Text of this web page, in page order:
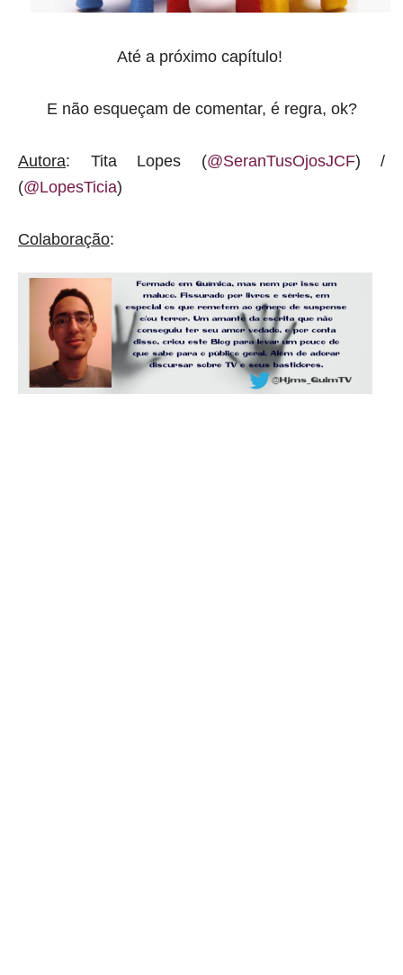
Até a próximo capítulo!
E não esqueçam de comentar, é regra, ok?
Autora: Tita Lopes (@SeranTusOjosJCF) /
(@LopesTicia)
Colaboração: